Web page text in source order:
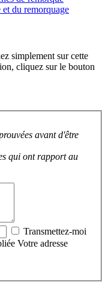
et du remorquage
simplement sur cette
cliquez sur le bouton
avant d'être
qui ont rapport au
Transmettez-moi
Votre adresse